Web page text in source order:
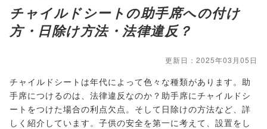
チャイルドシートの助手席への付け
方・日除け方法・法律違反？
更新日：2025年03月05日
チャイルドシートは年代によって色々な種類があります。助
手席につけるのは、法律違反なのか？助手席にチャイルドシ
ートをつけた場合の利点欠点。そして日除けの方法など、詳
しく紹介しています。子供の安全を第一に考えて、設置をし